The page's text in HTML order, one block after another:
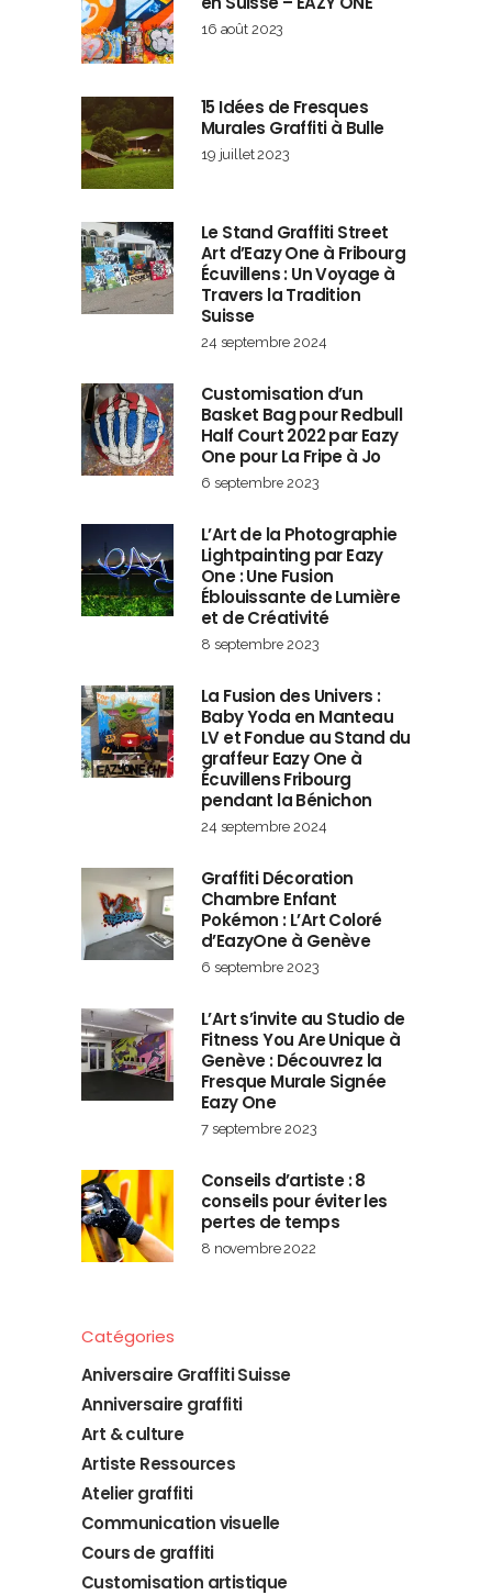
16 août 2023
15 Idées de Fresques
Murales Graffiti à Bulle
19 juillet 2023
Le Stand Graffiti Street
Art d’Eazy One à Fribourg
Écuvillens : Un Voyage à
Travers la Tradition
Suisse
24 septembre 2024
Customisation d’un
Basket Bag pour Redbull
Half Court 2022 par Eazy
One pour La Fripe à Jo
6 septembre 2023
L’Art de la Photographie
Lightpainting par Eazy
One : Une Fusion
Éblouissante de Lumière
et de Créativité
8 septembre 2023
La Fusion des Univers :
Baby Yoda en Manteau
LV et Fondue au Stand du
graffeur Eazy One à
Écuvillens Fribourg
pendant la Bénichon
24 septembre 2024
Graffiti Décoration
Chambre Enfant
Pokémon : L’Art Coloré
d’EazyOne à Genève
6 septembre 2023
L’Art s’invite au Studio de
Fitness You Are Unique à
Genève : Découvrez la
Fresque Murale Signée
Eazy One
7 septembre 2023
Conseils d’artiste : 8
conseils pour éviter les
pertes de temps
8 novembre 2022
Catégories
Aniversaire Graffiti Suisse
Anniversaire graffiti
Art & culture
Artiste Ressources
Atelier graffiti
Communication visuelle
Cours de graffiti
Customisation artistique